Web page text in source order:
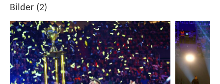
Bilder (2)